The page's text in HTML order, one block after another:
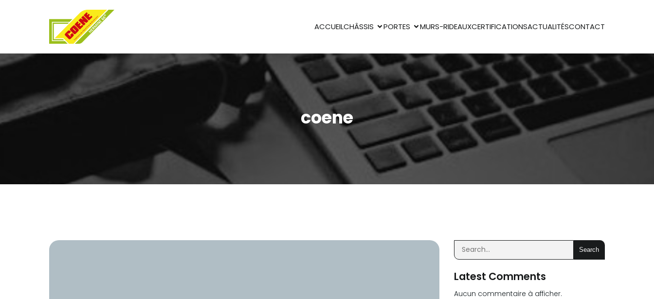
ACCUEILCHÂSSIS PORTES MURS-RIDEAUXCERTIFICATIONSACTUALITÉSCONTACT
coene
Search
Latest Comments
Aucun commentaire à afficher.